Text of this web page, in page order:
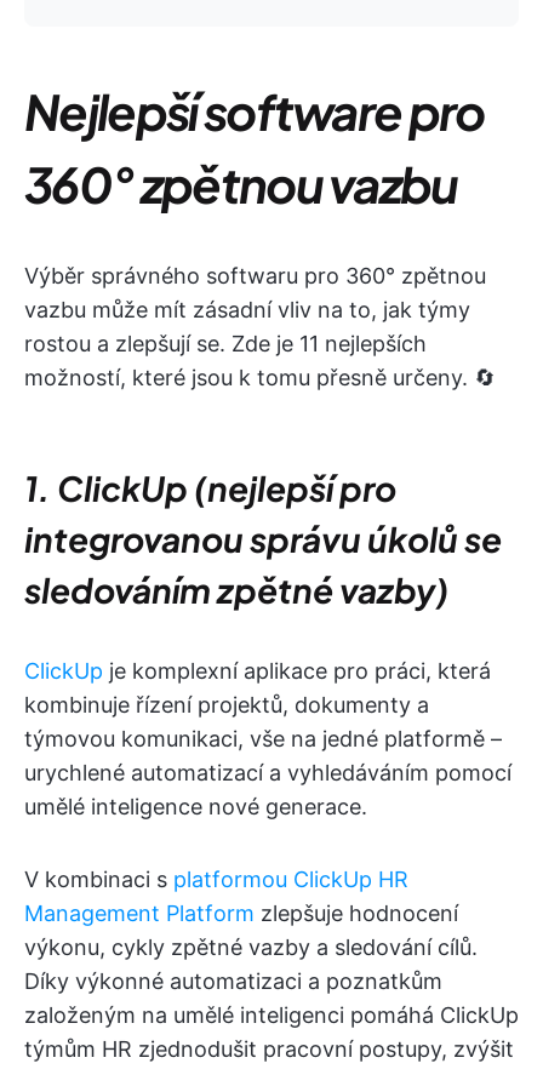
Nejlepší software pro
360° zpětnou vazbu
Výběr správného softwaru pro 360° zpětnou
vazbu může mít zásadní vliv na to, jak týmy
rostou a zlepšují se. Zde je 11 nejlepších
možností, které jsou k tomu přesně určeny. 🔄
1. ClickUp (nejlepší pro
integrovanou správu úkolů se
sledováním zpětné vazby)
ClickUp je komplexní aplikace pro práci, která
kombinuje řízení projektů, dokumenty a
týmovou komunikaci, vše na jedné platformě –
urychlené automatizací a vyhledáváním pomocí
umělé inteligence nové generace.
V kombinaci s platformou ClickUp HR
Management Platform zlepšuje hodnocení
výkonu, cykly zpětné vazby a sledování cílů.
Díky výkonné automatizaci a poznatkům
založeným na umělé inteligenci pomáhá ClickUp
týmům HR zjednodušit pracovní postupy, zvýšit